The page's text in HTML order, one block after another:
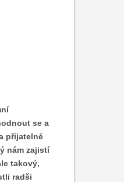
se a
přijatelné
nám zajistí
takový,
radši